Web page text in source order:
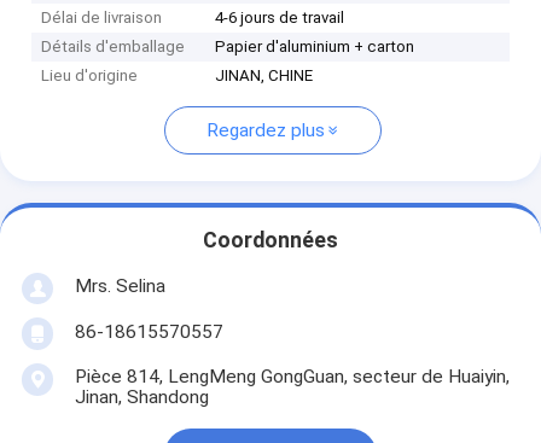
Délai de livraison
4-6 jours de travail
Détails d'emballage
Papier d'aluminium + carton
Lieu d'origine
JINAN, CHINE
Regardez plus
Coordonnées
Mrs. Selina
86-18615570557
Pièce 814, LengMeng GongGuan, secteur de Huaiyin,
Jinan, Shandong